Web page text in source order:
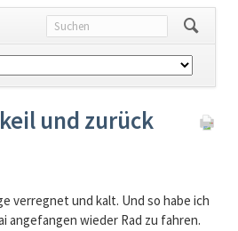
und zurück
verregnet und kalt. Und so habe ich
angefangen wieder Rad zu fahren.